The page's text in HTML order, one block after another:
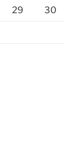
29 30